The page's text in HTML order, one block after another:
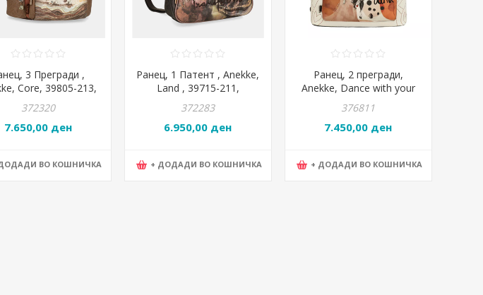
3 Прегради ,
Core, 39805-213,
28*29*14цм
372320
7.650,00 ден
ВО КОШНИЧКА
Ранец, 1 Патент , Anekke,
Land , 39715-211,
25*30*9цм
372283
6.950,00 ден
+ ДОДАДИ ВО КОШНИЧКА
Ранец, 2 прегради,
Anekke, Dance with your
Alma, 40705-246,
26*30*9цм
376811
7.450,00 ден
+ ДОДАДИ ВО КОШНИЧКА